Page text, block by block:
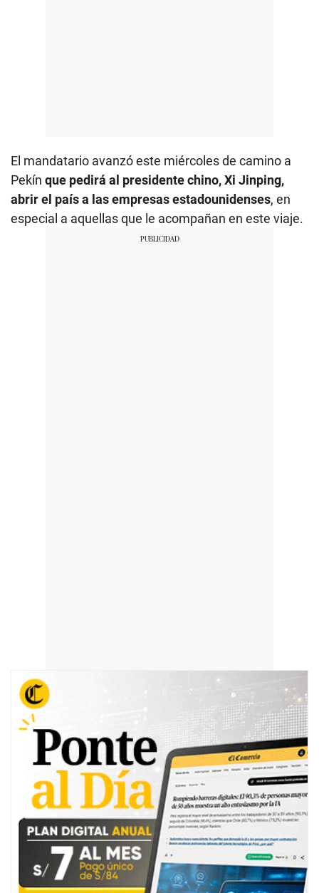
El mandatario avanzó este miércoles de camino a
Pekín que pedirá al presidente chino, Xi Jinping,
abrir el país a las empresas estadounidenses, en
especial a aquellas que le acompañan en este viaje.